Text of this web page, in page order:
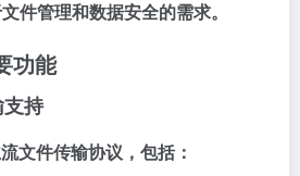
件管理和数据安全的需求。
功能
支持
文件传输协议，包括：